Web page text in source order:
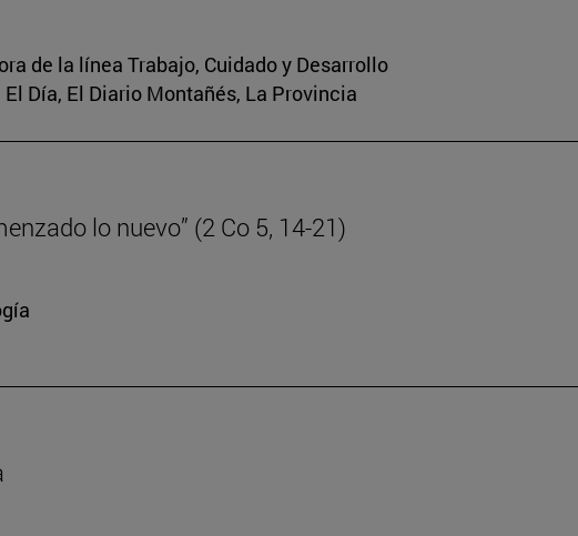
de la línea Trabajo, Cuidado y Desarrollo
Día, El Diario Montañés, La Provincia
lo nuevo” (2 Co 5, 14-21)